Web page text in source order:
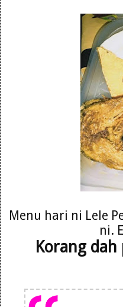
Menu hari ni Lele
ni.
Korang